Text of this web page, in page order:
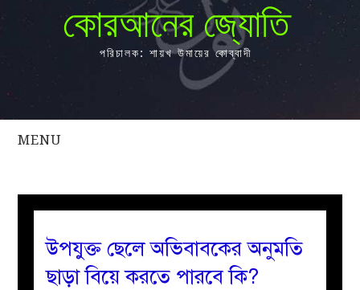
কোরআনের জ্যোতি
পরিচালক: শায়খ উমায়ের কোব্বাদী
MENU
সকল
উপযুক্ত ছেলে অভিবাবকের অনুমতি
ছাড়া বিয়ে করতে পারবে কি?